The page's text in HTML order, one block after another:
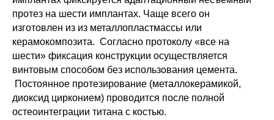
протез на шести имплантах. Чаще всего он
изготовлен из из металлопластмассы или
керамокомпозита. Согласно протоколу «все на
шести» фиксация конструкции осуществляется
винтовым способом без использования цемента.
Постоянное протезирование (металлокерамикой,
диоксид цирконием) проводится после полной
остеоинтеграции титана с костью.